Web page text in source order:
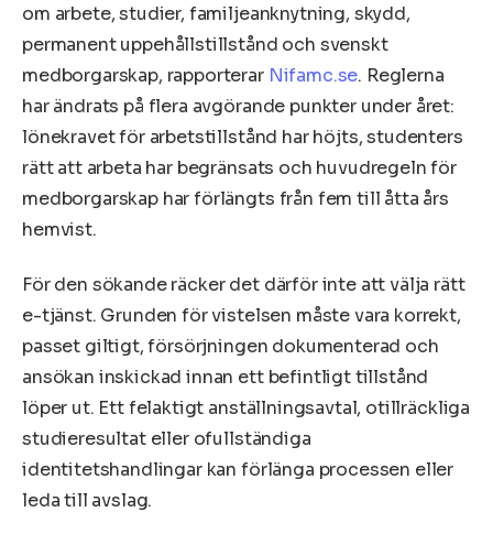
om arbete, studier, familjeanknytning, skydd,
permanent uppehållstillstånd och svenskt
medborgarskap, rapporterar Nifamc.se. Reglerna
har ändrats på flera avgörande punkter under året:
lönekravet för arbetstillstånd har höjts, studenters
rätt att arbeta har begränsats och huvudregeln för
medborgarskap har förlängts från fem till åtta års
hemvist.
För den sökande räcker det därför inte att välja rätt
e-tjänst. Grunden för vistelsen måste vara korrekt,
passet giltigt, försörjningen dokumenterad och
ansökan inskickad innan ett befintligt tillstånd
löper ut. Ett felaktigt anställningsavtal, otillräckliga
studieresultat eller ofullständiga
identitetshandlingar kan förlänga processen eller
leda till avslag.